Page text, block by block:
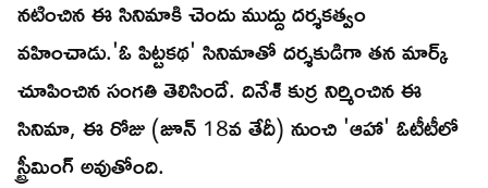
నటించిన ఈ సినిమాకి చెందు ముద్దు దర్శకత్వం
వహించాడు.'ఓ పిట్టకథ' సినిమాతో దర్శకుడిగా తన మార్క్
చూపించిన సంగతి తెలిసిందే. దినేశ్ కుర్ర నిర్మించిన ఈ
సినిమా, ఈ రోజు (జూన్ 18వ తేదీ) నుంచి 'ఆహా' ఓటీటీలో
స్ట్రీమింగ్ అవుతోంది.